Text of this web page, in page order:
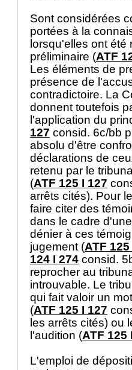
Sont considérées
portées à la
lorsqu'elles ont
préliminaire (ATF
Les éléments de
présence de
contradictoire. La
donnent toutefois
l'application du
127 consid. 6c/bb
absolu d'être
déclarations de
retenu par le
(ATF 125 I 127
arrêts cités). Pour
faire citer des
dans le cadre
dénier à ces
jugement (ATF 125
124 I 274 consid.
reprocher au
introuvable. Le
qui fait valoir un
(ATF 125 I 127
les arrêts cités) ou
l'audition (ATF 125
L'emploi de